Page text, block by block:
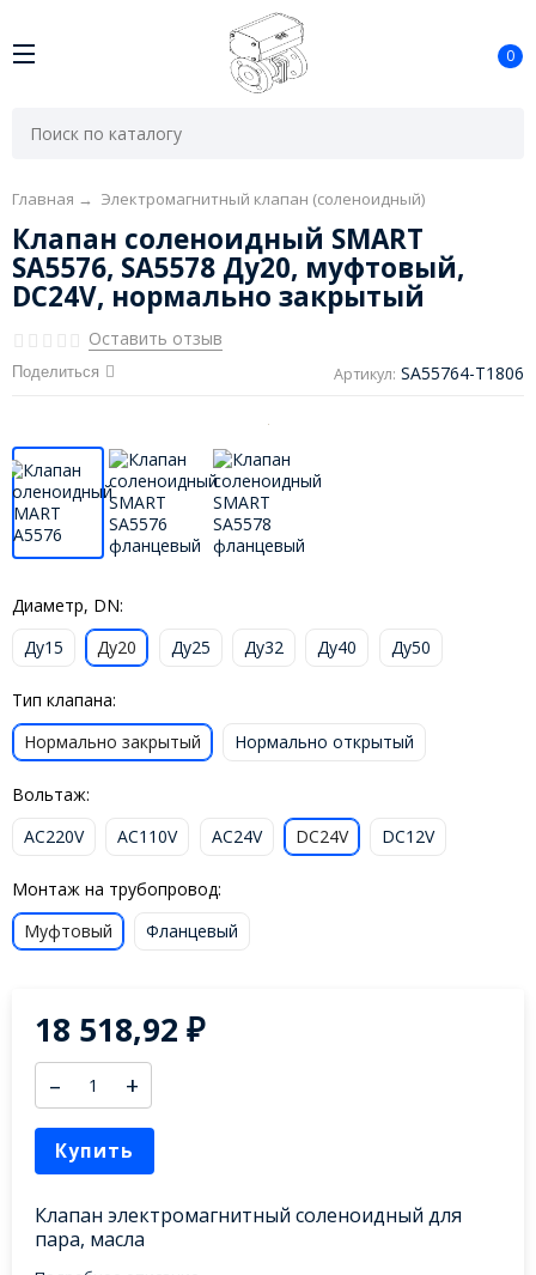
0
Главная → Электромагнитный клапан (соленоидный)
Клапан соленоидный SMART
SA5576, SA5578 Ду20, муфтовый,
DC24V, нормально закрытый
Оставить отзыв
Поделиться Артикул: SA55764-T1806
Диаметр, DN:
Ду15
Ду20 Ду25 Ду32 Ду40 Ду50
Тип клапана:
Нормально закрытый
Нормально открытый
Вольтаж:
AC220V
AC110V AC24V DC24V DC12V
Монтаж на трубопровод:
Муфтовый
Фланцевый
18 518,92₽
– +
Купить
Клапан электромагнитный соленоидный для
пара, масла